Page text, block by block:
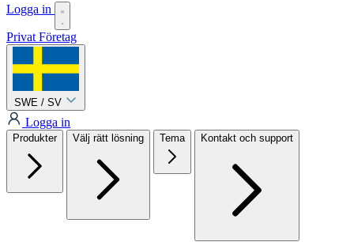
Logga in
Privat Företag
SWE / SV
Logga in
Produkter Välj rätt lösning Tema Kontakt och support